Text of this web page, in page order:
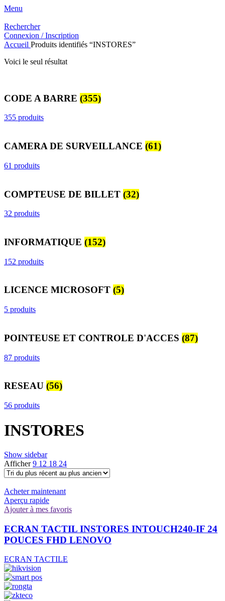
Menu
Rechercher
Connexion / Inscription
Accueil Produits identifiés “INSTORES”
Voici le seul résultat
CODE A BARRE (355)
355 produits
CAMERA DE SURVEILLANCE (61)
61 produits
COMPTEUSE DE BILLET (32)
32 produits
INFORMATIQUE (152)
152 produits
LICENCE MICROSOFT (5)
5 produits
POINTEUSE ET CONTROLE D'ACCES (87)
87 produits
RESEAU (56)
56 produits
INSTORES
Show sidebar
Afficher9 12 18 24
Acheter maintenant
Aperçu rapide
Ajouter à mes favoris
ECRAN TACTIL INSTORES INTOUCH240-IF 24
POUCES FHD LENOVO
ECRAN TACTILE